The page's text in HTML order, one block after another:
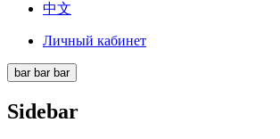
中文
Личный кабинет
bar bar bar
Sidebar